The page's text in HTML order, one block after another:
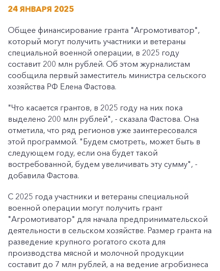
24 ЯНВАРЯ 2025
Общее финансирование гранта "Агромотиватор",
который могут получить участники и ветераны
специальной военной операции, в 2025 году
составит 200 млн рублей. Об этом журналистам
сообщила первый заместитель министра сельского
хозяйства РФ Елена Фастова.
"Что касается грантов, в 2025 году на них пока
выделено 200 млн рублей", - сказала Фастова. Она
отметила, что ряд регионов уже заинтересовался
этой программой. "Будем смотреть, может быть в
следующем году, если она будет такой
востребованной, будем увеличивать эту сумму", -
добавила Фастова.
С 2025 года участники и ветераны специальной
военной операции могут получить грант
"Агромотиватор" для начала предпринимательской
деятельности в сельском хозяйстве. Размер гранта на
разведение крупного рогатого скота для
производства мясной и молочной продукции
составит до 7 млн рублей, а на ведение агробизнеса